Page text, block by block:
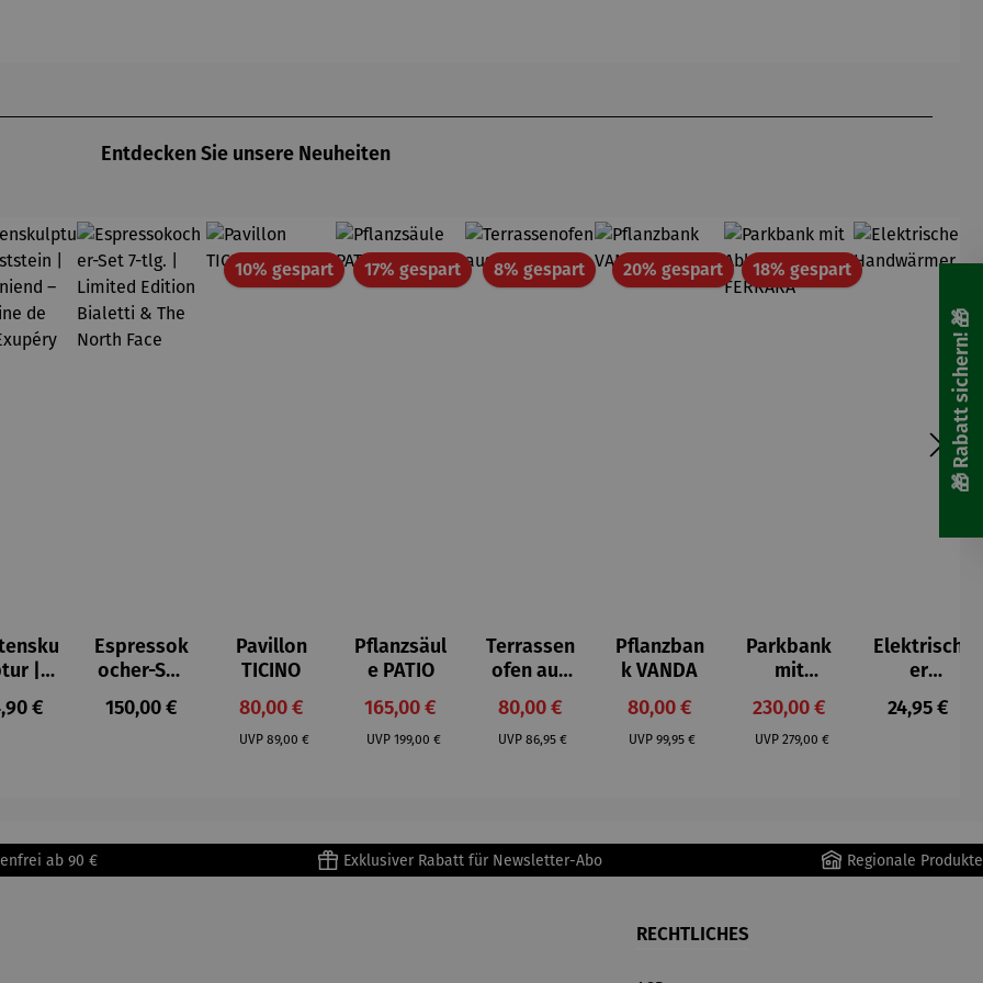
Entdecken Sie unsere Neuheiten
|
Preis:
€
Espressok
ocher-Set
7-tlg. |
Limited
Regulärer Preis:
150,00 €
10% gespartRabatt
Pavillon
TICINO
Verkaufspreis:
80,00 €
UVP Regulärer Preis:
89,00 €
17% gespartRabatt
Pflanzsäul
e PATIO
Verkaufspreis:
165,00 €
UVP Regulärer Preis:
199,00 €
8% gespartRabatt
Terrassen
ofen aus
Gusseisen
Verkaufspreis:
80,00 €
UVP Regulärer Preis:
86,95 €
20% gespartRabatt
Pflanzban
k VANDA
Verkaufspreis:
80,00 €
UVP Regulärer Preis:
99,95 €
18% gespartRabatt
Parkbank
mit
Ablagefac
h
FERRARA
Verkaufspreis:
230,00 €
UVP Regulärer Preis:
279,00 €
Elektrisch
er
Handwär
mer
Regulärer
24,95 €
ab 90 € Exklusiver Rabatt für Newsletter-Abo Regionale Produkte
RECHTLICHES
🎁 Rabatt sichern! 🎁